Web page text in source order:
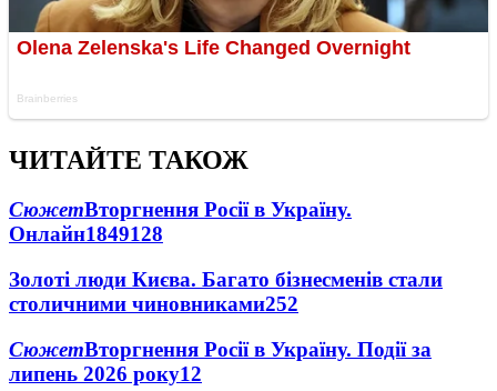
ЧИТАЙТЕ ТАКОЖ
СюжетВторгнення Росії в Україну.
Онлайн1849128
Золоті люди Києва. Багато бізнесменів стали
столичними чиновниками252
СюжетВторгнення Росії в Україну. Події за
липень 2026 року12